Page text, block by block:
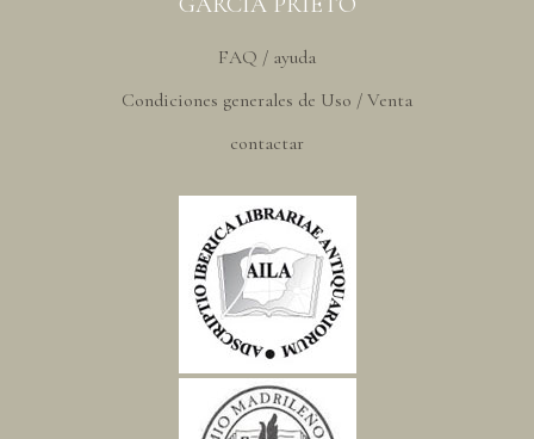
FAQ / ayuda
Condiciones generales de Uso / Venta
contactar